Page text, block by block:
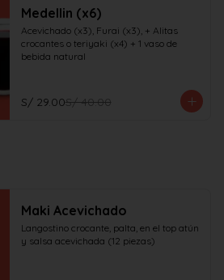
Medellin (x6)
Acevichado (x3), Furai (x3), + Alitas
crocantes o teriyaki (x4) + 1 vaso de
bebida natural
S/ 29.00S/ 40.00
Maki Acevichado
Langostino crocante, palta, en el top atún
y salsa acevichada (12 piezas)